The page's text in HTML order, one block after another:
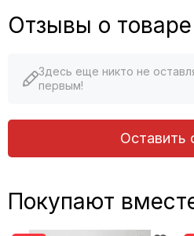
Отзывы о товаре
Здесь еще никто не
первым!
Оставить
Покупают